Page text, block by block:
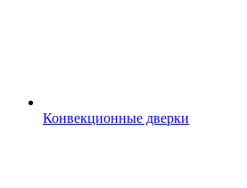
Конвекционные дверки